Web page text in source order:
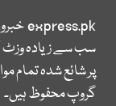
express.pk
سب سے زیادہ
پر شائع شدہ تمام
گروپ محفوظ ہیں۔